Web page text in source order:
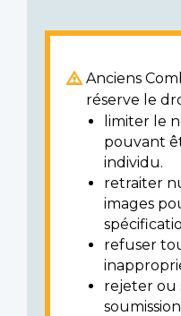
Anciens
réserve le
limiter le
pouvant
individu.
retraiter
images
refuser
rejeter ou